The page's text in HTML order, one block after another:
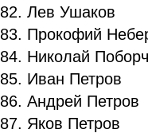
82. Лев Ушаков
83. Прокофий
84. Николай
85. Иван Петров
86. Андрей Петров
87. Яков Петров